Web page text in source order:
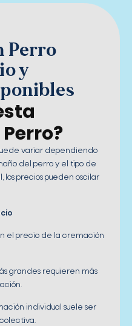
Perro
y
variar dependiendo
del perro y el tipo de
precios pueden oscilar
el precio de la cremación
grandes requieren más
individual suele ser